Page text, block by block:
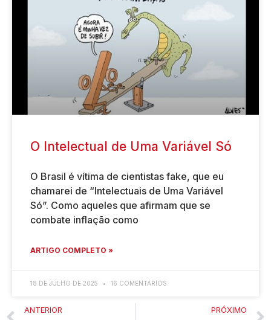
O Intelectual de Uma Variável Só
O Brasil é vítima de cientistas fake, que eu
chamarei de “Intelectuais de Uma Variável
Só”. Como aqueles que afirmam que se
combate inflação como
ARTIGO COMPLETO »
18 DE JULHO DE 2025 16 COMENTÁRIOS
ANTERIOR PRÓXIMO